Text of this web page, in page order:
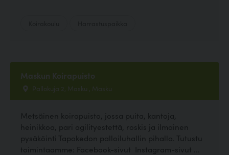
Maskun Koirapuisto
Pallokuja 2, Masku , Masku
Metsäinen koirapuisto, jossa puita, kantoja,
heinikkoa, pari agilityestettä, roskis ja ilmainen
pysäköinti Tapokedon palloiluhallin pihalla. Tutustu
toimintaamme: Facebook-sivut Instagram-sivut ...